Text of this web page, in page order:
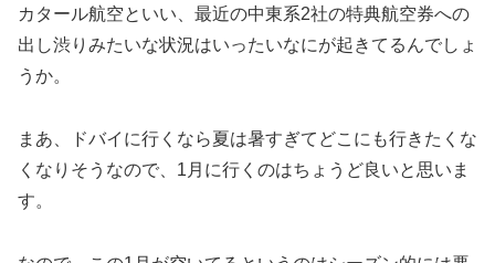
カタール航空といい、最近の中東系2社の特典航空券への
出し渋りみたいな状況はいったいなにが起きてるんでしょ
うか。
まあ、ドバイに行くなら夏は暑すぎてどこにも行きたくな
くなりそうなので、1月に行くのはちょうど良いと思いま
す。